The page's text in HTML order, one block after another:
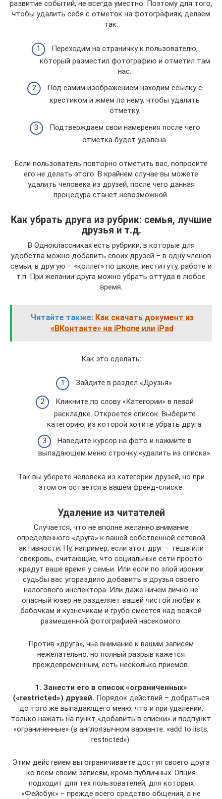
развитие событий, не всегда уместно. Поэтому для того,
чтобы удалить себя с отметок на фотографиях, делаем
так:
Переходим на страничку к пользователю,
который разместил фотографию и отметил там
нас.
Под самим изображением находим ссылку с
крестиком и жмем по нему, чтобы удалить
отметку.
Подтверждаем свои намерения после чего
отметка будет удалена.
Если пользователь повторно отметить вас, попросите
его не делать этого. В крайнем случае вы можете
удалить человека из друзей, после чего данная
процедура станет невозможной.
Как убрать друга из рубрик: семья, лучшие
друзья и т.д.
В Одноклассниках есть рубрики, в которые для
удобства можно добавить своих друзей – в одну членов
семьи, в другую – «коллег» по школе, институту, работе и
т.п. При желании друга можно убрать оттуда в любое
время.
Читайте также: Как скачать документ из
«ВКонтакте» на iPhone или iPad
Как это сделать:
Зайдите в раздел «Друзья».
Кликните по слову «Категории» в левой
раскладке. Откроется список. Выберите
категорию, из которой хотите убрать друга.
Наведите курсор на фото и нажмите в
выпадающем меню строчку «удалить из списка».
Так вы уберете человека из категории друзей, но при
этом он остается в вашем френд-списке.
Удаление из читателей
Случается, что не вполне желанно внимание
определенного «друга» к вашей собственной сетевой
активности. Ну, например, если этот друг – теща или
свекровь, считающие, что социальные сети просто
крадут ваше время у семьи. Или если по злой иронии
судьбы вас угораздило добавить в друзья своего
налогового инспектора. Или даже ничем лично не
опасный юзер не разделяет вашей чистой любви к
бабочкам и кузнечикам и грубо смеется над всякой
размещенной фотографией насекомого.
Против «друга», чье внимание к вашим записям
нежелательно, но полный разрыв кажется
преждевременным, есть несколько приемов.
1. Занести его в список «ограниченных»
(«restricted») друзей. Порядок действий – добраться
до того же выпадающего меню, что и при удалении,
только нажать на пункт «добавить в списки» и подпункт
«ограниченные» (в англоязычном варианте: «add to lists,
restricted»).
Этим действием вы ограничиваете доступ своего друга
ко всем своим записям, кроме публичных. Опция
подходит для тех пользователей, для которых
«Фейсбук» – прежде всего средство общения, а не